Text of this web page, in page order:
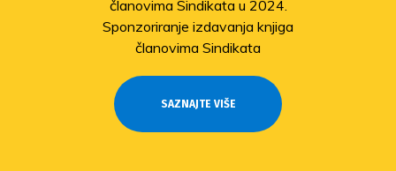
članovima Sindikata u 2024.
Sponzoriranje izdavanja knjiga
članovima Sindikata
SAZNAJTE VIŠE